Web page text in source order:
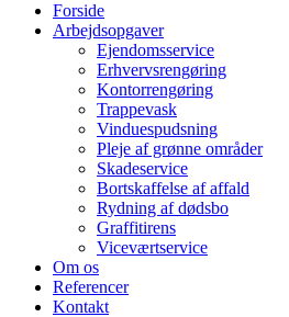
Forside
Arbejdsopgaver
Ejendomsservice
Erhvervsrengøring
Kontorrengøring
Trappevask
Vinduespudsning
Pleje af grønne områder
Skadeservice
Bortskaffelse af affald
Rydning af dødsbo
Graffitirens
Viceværtservice
Om os
Referencer
Kontakt